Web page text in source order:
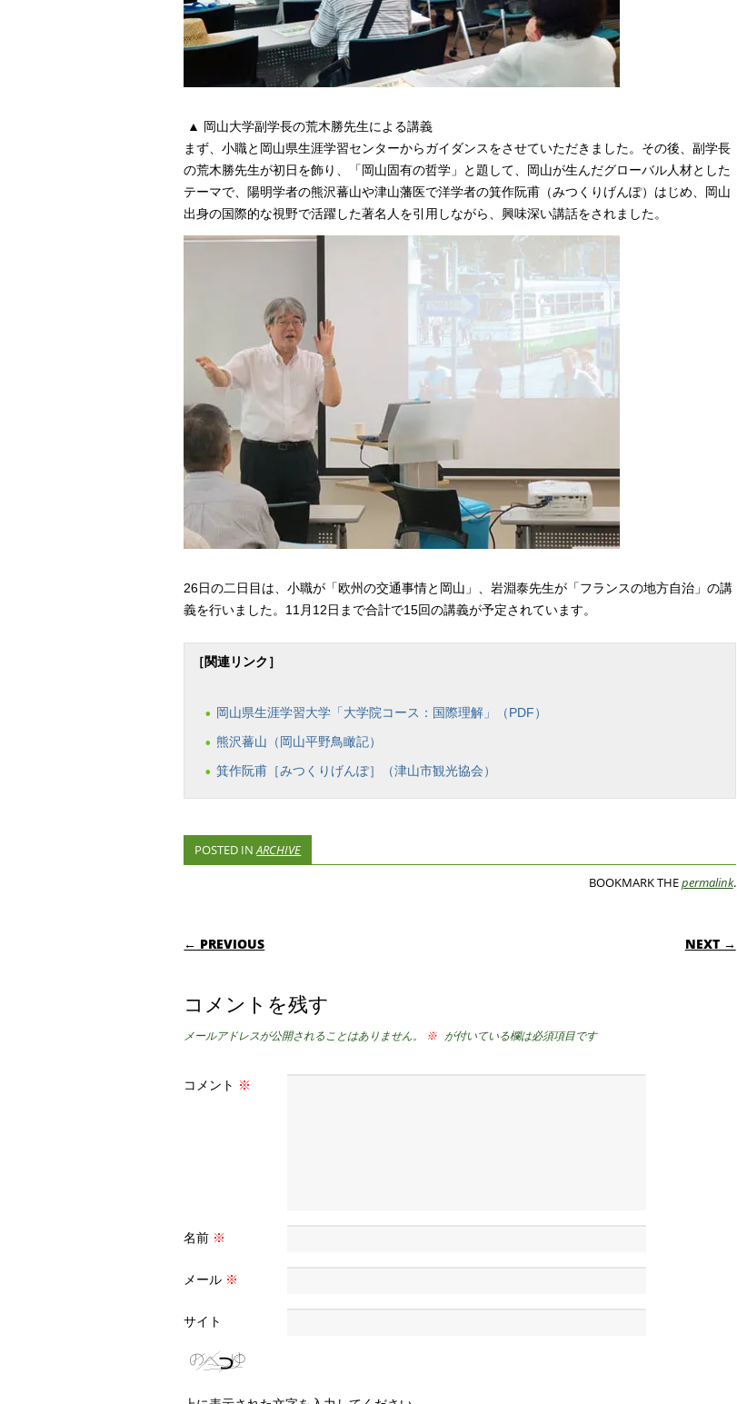
▲ 岡山大学副学長の荒木勝先生による講義
まず、小職と岡山県生涯学習センターからガイダンスをさせていただきました。その後、副学長
の荒木勝先生が初日を飾り、「岡山固有の哲学」と題して、岡山が生んだグローバル人材とした
テーマで、陽明学者の熊沢蕃山や津山藩医で洋学者の箕作阮甫（みつくりげんぽ）はじめ、岡山
出身の国際的な視野で活躍した著名人を引用しながら、興味深い講話をされました。
26日の二日目は、小職が「欧州の交通事情と岡山」、岩淵泰先生が「フランスの地方自治」の講
義を行いました。11月12日まで合計で15回の講義が予定されています。
［関連リンク］
岡山県生涯学習大学「大学院コース：国際理解」（PDF）
熊沢蕃山（岡山平野鳥瞰記）
箕作阮甫［みつくりげんぽ］（津山市観光協会）
POSTED INARCHIVE
BOOKMARK THEpermalink.
POST NAVIGATION
← PREVIOUS NEXT →
コメントを残す
メールアドレスが公開されることはありません。 ※ が付いている欄は必須項目です
コメント ※
名前 ※
メール ※
サイト